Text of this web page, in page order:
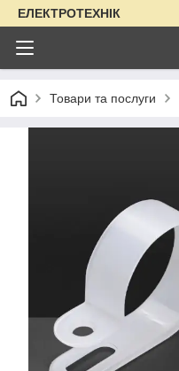
ЕЛЕКТРОТЕХНІК
Товари та послуги